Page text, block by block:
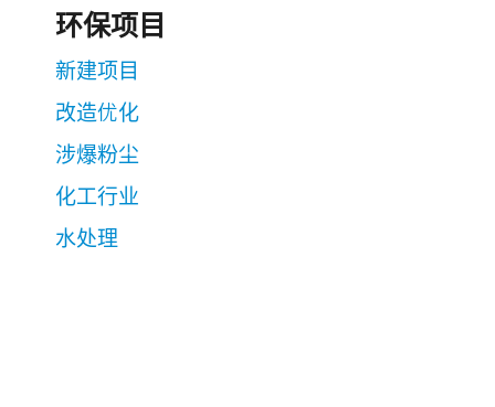
环保项目
新建项目
改造优化
涉爆粉尘
化工行业
水处理